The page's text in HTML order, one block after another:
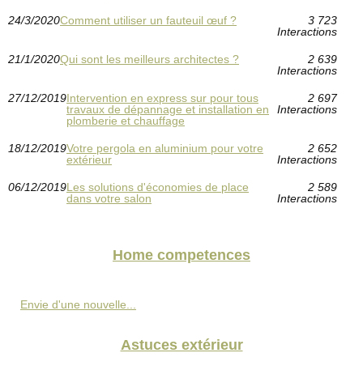
24/3/2020Comment utiliser un fauteuil œuf ?
3 723
Interactions
21/1/2020Qui sont les meilleurs architectes ?
2 639
Interactions
27/12/2019Intervention en express sur pour tous
travaux de dépannage et installation en
plomberie et chauffage
2 697
Interactions
18/12/2019Votre pergola en aluminium pour votre
extérieur
2 652
Interactions
06/12/2019Les solutions d'économies de place
dans votre salon
2 589
Interactions
Home competences
Envie d'une nouvelle...
Astuces extérieur